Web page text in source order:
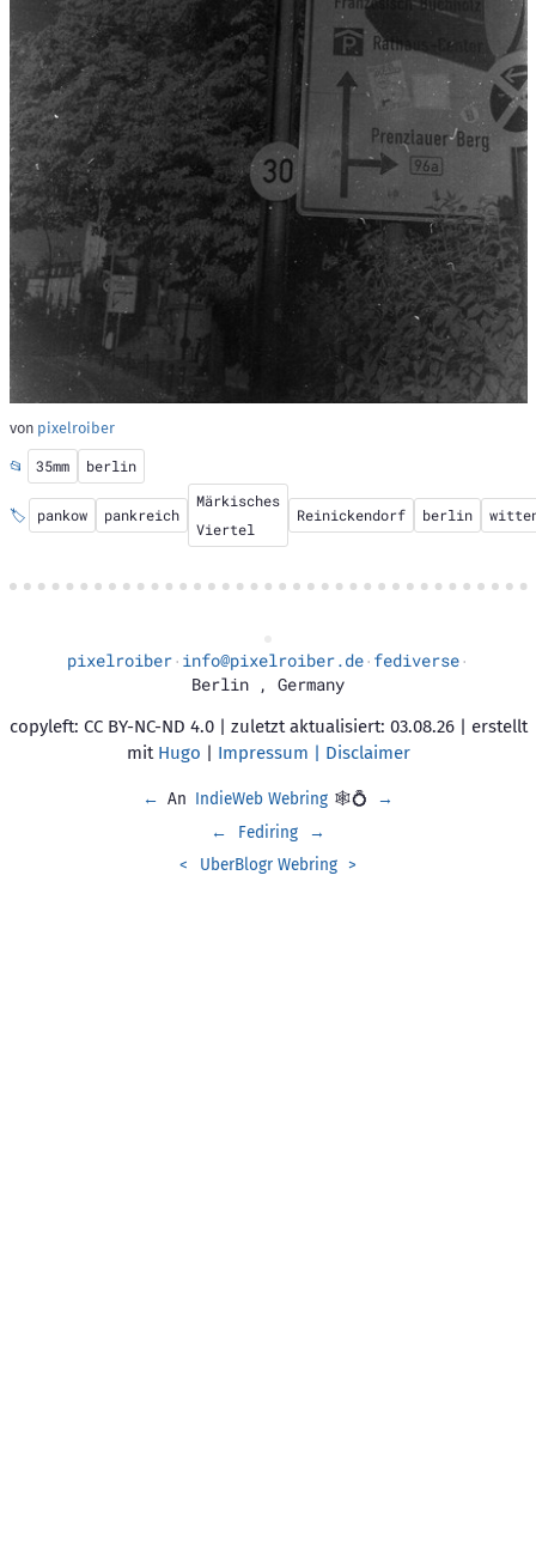
von pixelroiber
📂 35mm berlin
🏷️ pankow pankreich
Märkisches
Viertel
Reinickendorf berlin
pixelroiber· info@pixelroiber.de· fediverse·
Berlin , Germany
copyleft: CC BY-NC-ND 4.0 | zuletzt aktualisiert: 03.08.26 | erstellt
mit Hugo | Impressum | Disclaimer
← An IndieWeb Webring 🕸💍
→
←
Fediring
→
<
UberBlogr Webring >